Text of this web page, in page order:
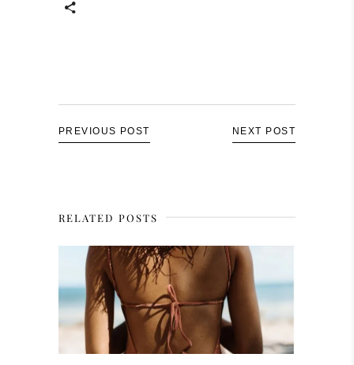
PREVIOUS POST NEXT POST
RELATED POSTS